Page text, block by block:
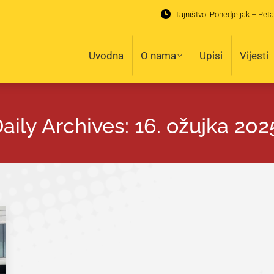
Tajništvo: Ponedjeljak –
Uvodna O nama Upisi Vijesti
Archives: 16. ožujka
O nama Upisi Vijesti